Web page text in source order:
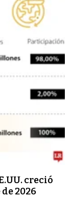
creció
2026